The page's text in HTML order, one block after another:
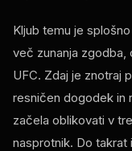
Kljub temu je
več zunanja zgodba,
UFC. Zdaj je znotraj
resničen dogodek in
začela oblikovati v
nasprotnik. Do takrat